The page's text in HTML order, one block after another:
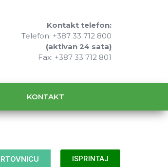
Kontakt telefon:
Telefon: +387 33 712 800
(aktivan 24 sata)
Fax: +387 33 712 801
KONTAKT
ISPRINTAJ